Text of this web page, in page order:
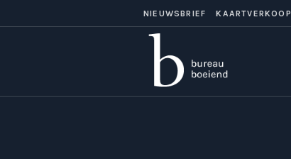
NIEUWSBRIEF KAARTVERKOOP